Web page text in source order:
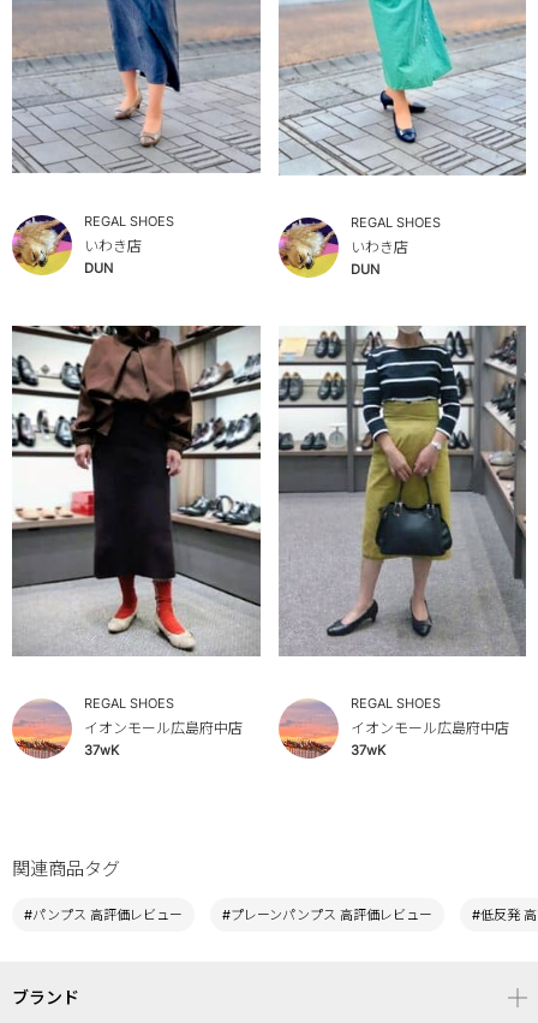
REGAL SHOES
いわき店
DUN
REGAL SHOES
いわき店
DUN
REGAL SHOES
イオンモール広島府中店
37wK
REGAL SHOES
イオンモール広島府中店
37wK
関連商品タグ
#パンプス 高評価レビュー #プレーンパンプス 高評価レビュー #低反発
ブランド